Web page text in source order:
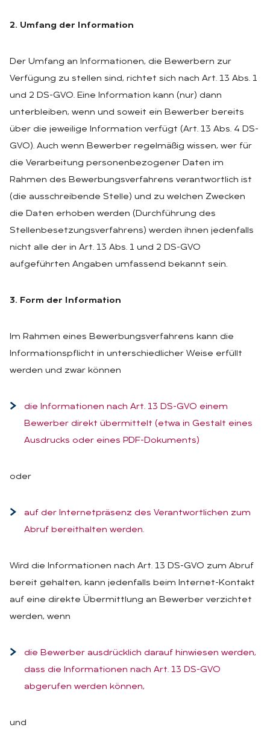
2. Umfang der Information
Der Umfang an Informationen, die Bewerbern zur
Verfügung zu stellen sind, richtet sich nach Art. 13 Abs. 1
und 2 DS-GVO. Eine Information kann (nur) dann
unterbleiben, wenn und soweit ein Bewerber bereits
über die jeweilige Information verfügt (Art. 13 Abs. 4 DS-
GVO). Auch wenn Bewerber regelmäßig wissen, wer für
die Verarbeitung personenbezogener Daten im
Rahmen des Bewerbungsverfahrens verantwortlich ist
(die ausschreibende Stelle) und zu welchen Zwecken
die Daten erhoben werden (Durchführung des
Stellenbesetzungsverfahrens) werden ihnen jedenfalls
nicht alle der in Art. 13 Abs. 1 und 2 DS-GVO
aufgeführten Angaben umfassend bekannt sein.
3. Form der Information
Im Rahmen eines Bewerbungsverfahrens kann die
Informationspflicht in unterschiedlicher Weise erfüllt
werden und zwar können
die Informationen nach Art. 13 DS-GVO einem
Bewerber direkt übermittelt (etwa in Gestalt eines
Ausdrucks oder eines PDF-Dokuments)
oder
auf der Internetpräsenz des Verantwortlichen zum
Abruf bereithalten werden.
Wird die Informationen nach Art. 13 DS-GVO zum Abruf
bereit gehalten, kann jedenfalls beim Internet-Kontakt
auf eine direkte Übermittlung an Bewerber verzichtet
werden, wenn
die Bewerber ausdrücklich darauf hinwiesen werden,
dass die Informationen nach Art. 13 DS-GVO
abgerufen werden können,
und